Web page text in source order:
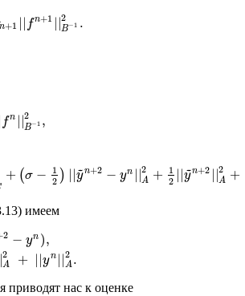
n+1 || f n+1 ||2
B−1 .
f n ||2
B−1 ,
+ (σ −
1
2 ) y
~n+2 − yn ||2
A +
1
2
||y
~n+2 ||2
A +
имеем
2 − yn ),
2
A + ||yn ||2
A.
нас к оценке